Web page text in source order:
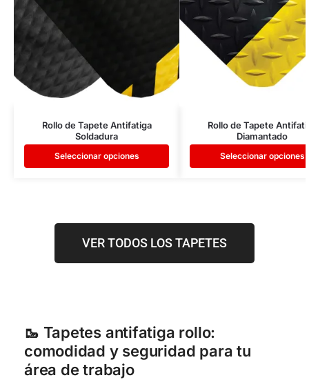
Rollo de Tapete Antifatiga
Soldadura
Seleccionar opciones
Rollo de Tapete
Diamantado
Seleccionar opciones
VER TODOS LOS TAPETES
🥾 Tapetes antifatiga rollo:
comodidad y seguridad para tu
área de trabajo